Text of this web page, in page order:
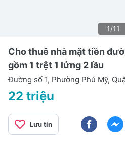
1/11
Cho thuê nhà mặt tiền
gồm 1 trệt 1 lửng 2 lầu
Đường số 1, Phường Phú Mỹ,
22 triệu
Lưu tin